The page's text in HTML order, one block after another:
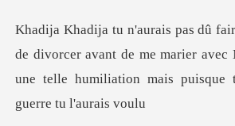
vorcer avant de me marier avec
une telle hum